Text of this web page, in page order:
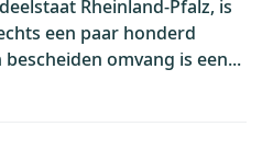
Rheinland-Pfalz, is
een paar honderd
omvang is een...